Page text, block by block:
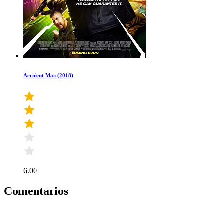
Accident Man (2018)
6.00
Comentarios